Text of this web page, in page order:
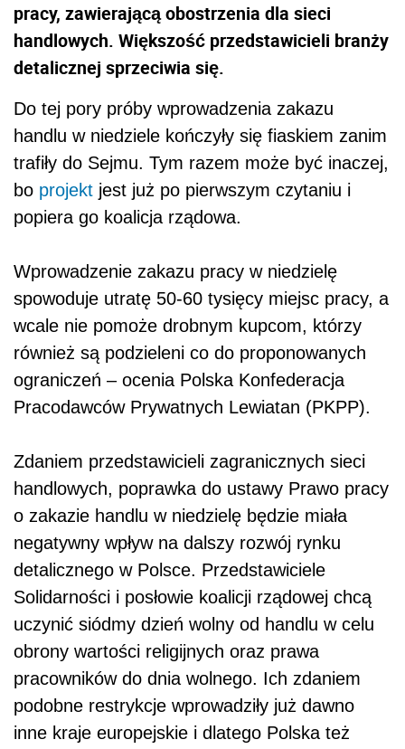
pracy, zawierającą obostrzenia dla sieci
handlowych. Większość przedstawicieli branży
detalicznej sprzeciwia się.
Do tej pory próby wprowadzenia zakazu
handlu w niedziele kończyły się fiaskiem zanim
trafiły do Sejmu. Tym razem może być inaczej,
bo projekt jest już po pierwszym czytaniu i
popiera go koalicja rządowa.
Wprowadzenie zakazu pracy w niedzielę
spowoduje utratę 50-60 tysięcy miejsc pracy, a
wcale nie pomoże drobnym kupcom, którzy
również są podzieleni co do proponowanych
ograniczeń – ocenia Polska Konfederacja
Pracodawców Prywatnych Lewiatan (PKPP).
Zdaniem przedstawicieli zagranicznych sieci
handlowych, poprawka do ustawy Prawo pracy
o zakazie handlu w niedzielę będzie miała
negatywny wpływ na dalszy rozwój rynku
detalicznego w Polsce. Przedstawiciele
Solidarności i posłowie koalicji rządowej chcą
uczynić siódmy dzień wolny od handlu w celu
obrony wartości religijnych oraz prawa
pracowników do dnia wolnego. Ich zdaniem
podobne restrykcje wprowadziły już dawno
inne kraje europejskie i dlatego Polska też